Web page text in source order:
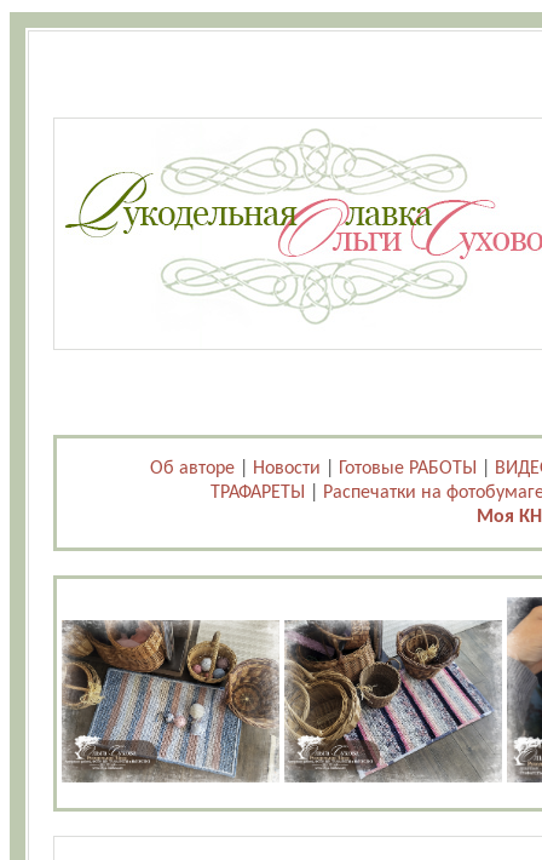
Об авторе Новости Готовые РАБОТЫ
ТРАФАРЕТЫ
Распечатки на
Моя